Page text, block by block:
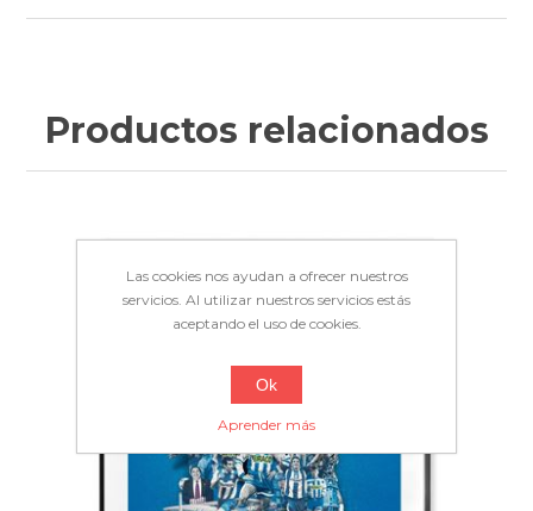
Productos relacionados
Las cookies nos ayudan a ofrecer nuestros
servicios. Al utilizar nuestros servicios estás
aceptando el uso de cookies.
Ok
Aprender más